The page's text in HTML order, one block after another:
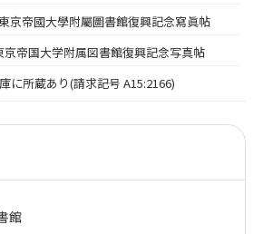
京帝國大學附屬圖書館復興記念寫眞帖
京帝国大学附属図書館復興記念写真帖
に所蔵あり(請求記号 A15:2166)
館